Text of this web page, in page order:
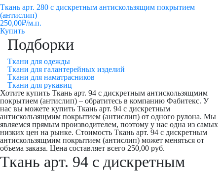
Ткань арт. 280 с дискретным антискользящим покрытием
(антислип)
250,00₽/м.п.
Купить
Подборки
Ткани для одежды
Ткани для галантерейных изделий
Ткани для наматрасников
Ткани для рукавиц
Хотите купить Ткань арт. 94 с дискретным антискользящмим
покрытием (антислип) – обратитесь в компанию Фабитекс. У
нас вы можете купить Ткань арт. 94 с дискретным
антискользящмим покрытием (антислип) от одного рулона. Мы
являемся прямым производителем, поэтому у нас одна из самых
низких цен на рынке. Стоимость Ткань арт. 94 с дискретным
антискользящмим покрытием (антислип) может меняться от
объема заказа. Цена составляет всего 250,00 руб.
Ткань арт. 94 с дискретным